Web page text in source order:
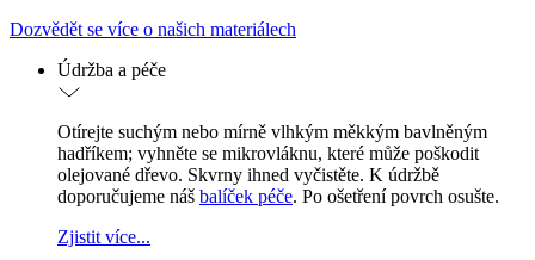
Dozvědět se více o našich materiálech
Údržba a péče
Otírejte suchým nebo mírně vlhkým měkkým bavlněným
hadříkem; vyhněte se mikrovláknu, které může poškodit
olejované dřevo. Skvrny ihned vyčistěte. K údržbě
doporučujeme náš balíček péče. Po ošetření povrch osušte.
Zjistit více...